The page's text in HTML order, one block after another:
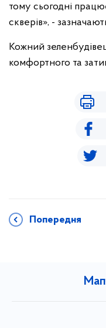
тому сьогодні
скверів», -
Кожний
комфортного та
Попередня